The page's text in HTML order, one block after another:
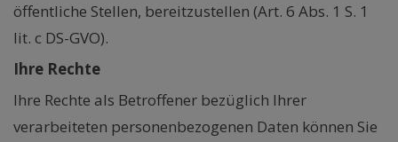
öffentliche Stellen, bereitzustellen (Art. 6 Abs. 1 S. 1
lit. c DS-GVO).
Ihre Rechte
Ihre Rechte als Betroffener bezüglich Ihrer
verarbeiteten personenbezogenen Daten können Sie